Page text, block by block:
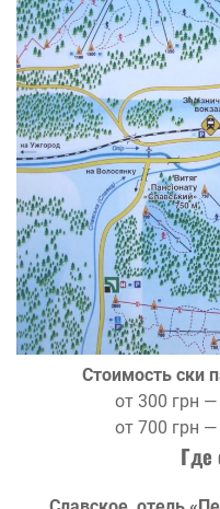
Стоимость ски
от 300 грн
от 700 грн
Где